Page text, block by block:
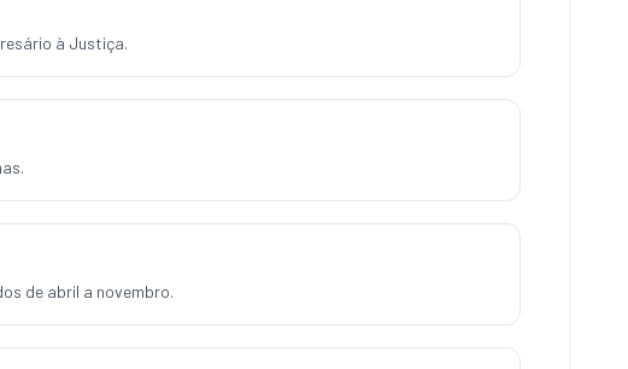
à Justiça.
de abril a novembro.